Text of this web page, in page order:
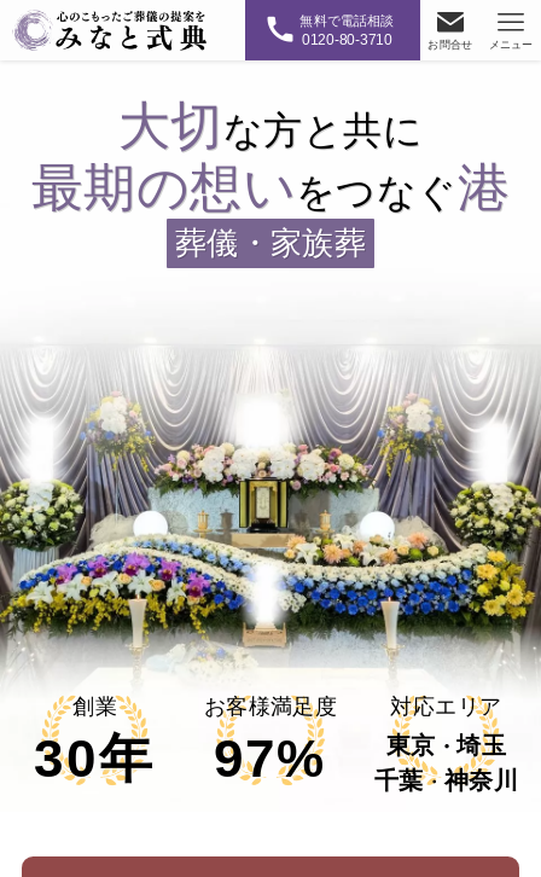
無料で電話相談
0120-80-3710 お問合せ メニュー
大切な方と共に
最期の想いをつなぐ港
葬儀・家族葬
創業 お客様満足度 対応エリア
30年 97% 東京 ・埼玉
千葉・神奈川